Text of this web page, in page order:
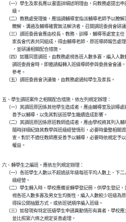
（一）學生及家長應以書面詳細述明理由，向教務處提出
          級。
（二）教務處受理後，應協調輔導室指派輔導老師予以瞭
瞭解、溝通及輔導確實無法解決者，召開調班委員會研議
（三）調班委員會應由校長、教務、訓導、輔導等處室主
家長會代表共同組成，得由輔導老師、原班導師報告
          ，並研議相關配合措施。
（四）如獲同意調班，由教務處視各班人數多寡，編入人
調班委員會時，即邀請擬轉入班級導師參與委員會會
          參考。
    （五）調班委員會決議後，由教務處通知學生及家長。
五、學生調班案件之相關配合措施，依左列規定辦理：
（一）其調班原因係其他學生造成者，應由輔導室及訓導
          善予以輔導，以免其對該班學生繼續造成影響。
（二）其調班原因係原班教師造成者，應由學校將其列入
隨時詳細紀錄其教學與班級經營情形，必要時彙整相
查。對於不適任教師應妥善予以輔導，必要時依規定
          權益。
六、轉學生之編班，應依左列規定辦理：
（一）各班學生人數以不超過該年級每班平均人數上、下
          級經營。
（二）學生轉入時，學校應備妥轉學登記冊，供學生登記
視各班人數多寡及男女生均衡性，編入人數較少班級為
          得採公開抽籤方式，或依班號順序編入班級。
（三）如發現有特定班級學生申請異動情形有異者，學校
          並比照第六條之規定妥善處理。